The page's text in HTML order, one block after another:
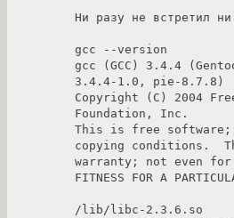
Ни разу не встретил
gcc --version
gcc (GCC) 3.4.4
3.4.4-1.0, pie-8.7.8)
Copyright (C) 2004
Foundation, Inc.
This is free software;
copying conditions.
warranty; not even for
FITNESS FOR A
/lib/libc-2.3.6.so